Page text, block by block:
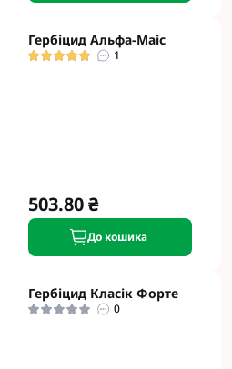
Гербіцид Альфа-Маіс
1
503.80 ₴
До кошика
Гербіцид Класік Форте
0